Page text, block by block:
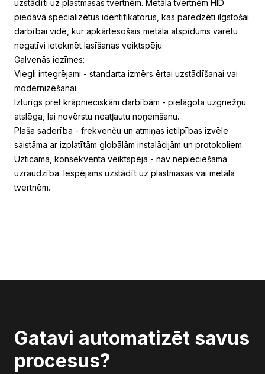
uzstādīti uz plastmasas tvertnēm. Metāla tvertnēm HID
piedāvā specializētus identifikatorus, kas paredzēti ilgstošai
darbībai vidē, kur apkārtesošais metāla atspīdums varētu
negatīvi ietekmēt lasīšanas veiktspēju.
Galvenās iezīmes:
Viegli integrējami - standarta izmērs ērtai uzstādīšanai vai
modernizēšanai.
Izturīgs pret krāpnieciskām darbībām - pielāgota uzgriežņu
atslēga, lai novērstu neatļautu noņemšanu.
Plaša saderība - frekvenču un atmiņas ietilpības izvēle
saistāma ar izplatītām globālām instalācijām un protokoliem.
Uzticama, konsekventa veiktspēja - nav nepieciešama
uzraudzība. Iespējams uzstādīt uz plastmasas vai metāla
tvertnēm.
Gatavi automatizēt savus
procesus?